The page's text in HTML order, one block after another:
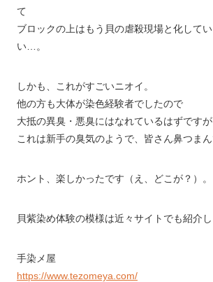
て
ブロックの上はもう貝の虐殺現場と化して
い…。
しかも、これがすごいニオイ。
他の方も大体が染色経験者でしたので
大抵の異臭・悪臭にはなれているはずですが
これは新手の臭気のようで、皆さん鼻つま
ホント、楽しかったです（え、どこが？）。
貝紫染め体験の模様は近々サイトでも紹介し
手染メ屋
https://www.tezomeya.com/